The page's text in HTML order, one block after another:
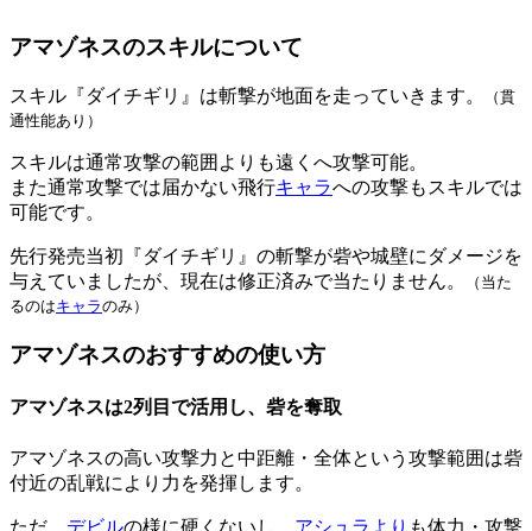
アマゾネスのスキルについて
スキル『ダイチギリ』は斬撃が地面を走っていきます。
（貫
通性能あり）
スキルは通常攻撃の範囲よりも遠くへ攻撃可能。
また通常攻撃では届かない飛行キャラへの攻撃もスキルでは
可能です。
先行発売当初『ダイチギリ』の斬撃が砦や城壁にダメージを
与えていましたが、現在は修正済みで当たりません。
（当た
るのはキャラのみ）
アマゾネスのおすすめの使い方
アマゾネスは2列目で活用し、砦を奪取
アマゾネスの高い攻撃力と中距離・全体という攻撃範囲は砦
付近の乱戦により力を発揮します。
ただ、 デビルの様に硬くないし、 アシュラより も体力・攻撃